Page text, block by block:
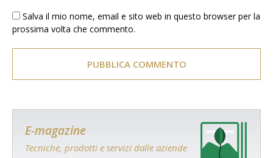
Salva il mio nome, email e sito web in questo browser per la
prossima volta che commento.
E-magazine
Tecniche, prodotti e servizi dalle aziende